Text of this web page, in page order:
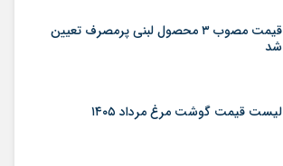
قیمت مصوب ۳ محصول لبنی پرمصرف تعیین
شد
لیست قیمت گوشت مرغ مرداد ۱۴۰۵